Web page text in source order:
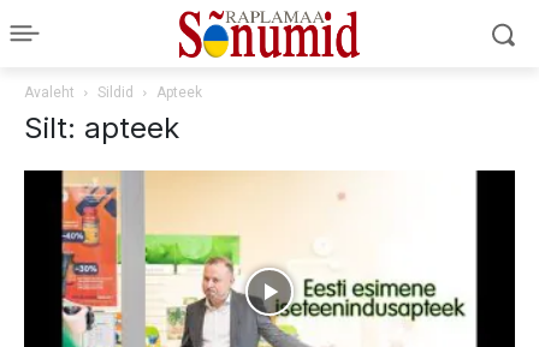
Avaleht Sildid Apteek
Silt: apteek